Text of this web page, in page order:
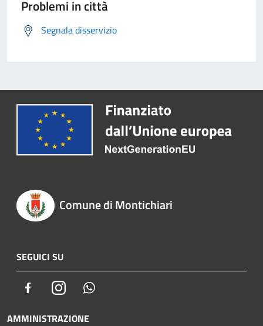
Problemi in città
Segnala disservizio
Comune di Montichiari
SEGUICI SU
FacebookInstagram
AMMINISTRAZIONE